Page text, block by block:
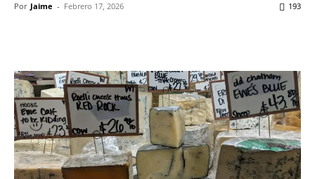
Por Jaime - Febrero 17, 2026 193